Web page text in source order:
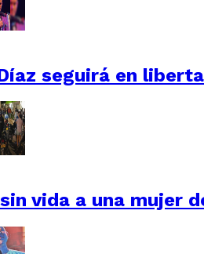
seguirá en
vida a una mujer